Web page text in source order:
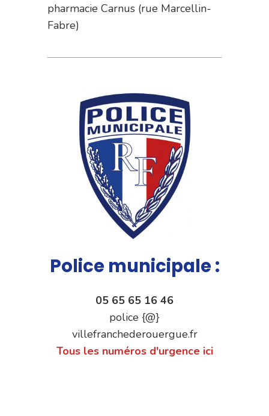
pharmacie Carnus (rue Marcellin-
Fabre)
Police municipale :
05 65 65 16 46
police {@}
villefranchederouergue.fr
Tous les numéros d'urgence ici